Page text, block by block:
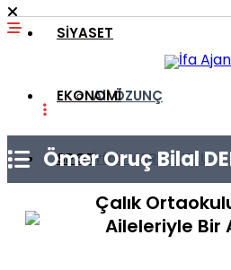
SİYASET
Ali ÖZUNÇ
İrfan KARATUTLU
Mehmet ŞAHİN
EKONOMİ
SPOR
Ömer Oruç Bilal
Cumhurbaşkanı
Çalık
Aileleriyle Bir